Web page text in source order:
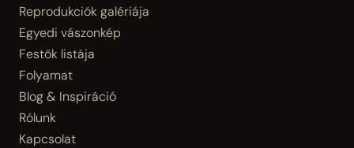
Reprodukciók galériája
Egyedi vászonkép
Festők listája
Folyamat
Blog & Inspiráció
Rólunk
Kapcsolat